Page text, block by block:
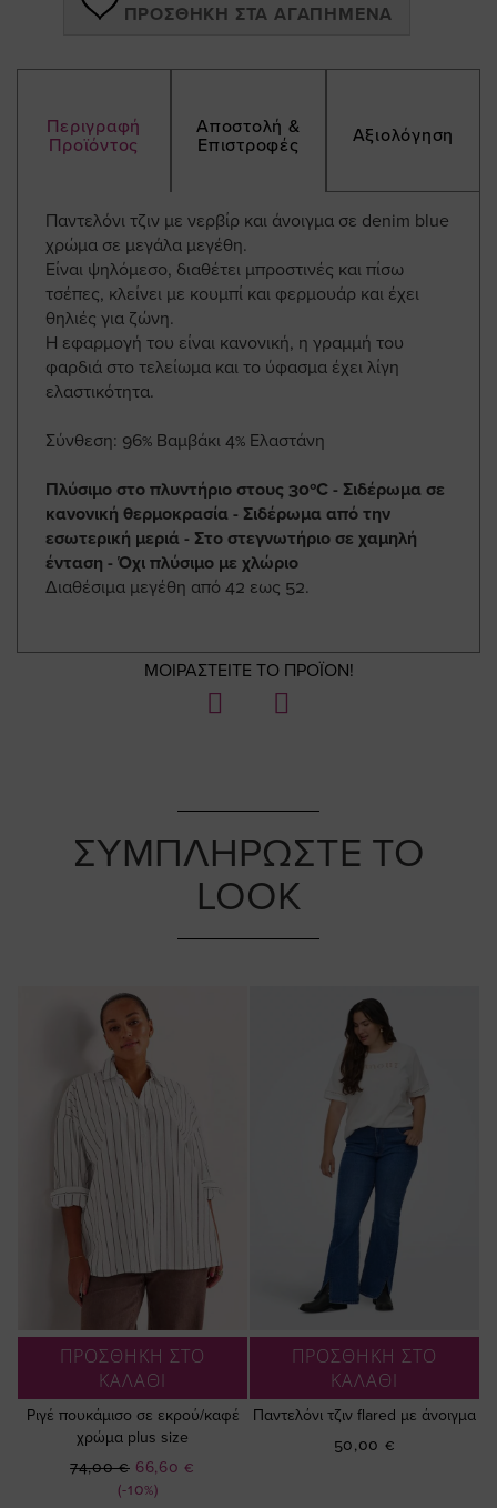
ΠΡΟΣΘΉΚΗ ΣΤΑ ΑΓΑΠΗΜΈΝΑ
Περιγραφή
Προϊόντος
Αποστολή &
Επιστροφές
Αξιολόγηση
Παντελόνι τζιν με νερβίρ και άνοιγμα σε denim blue
χρώμα σε μεγάλα μεγέθη.
Είναι ψηλόμεσο, διαθέτει μπροστινές και πίσω
τσέπες, κλείνει με κουμπί και φερμουάρ και έχει
θηλιές για ζώνη.
Η εφαρμογή του είναι κανονική, η γραμμή του
φαρδιά στο τελείωμα και το ύφασμα έχει λίγη
ελαστικότητα.
Σύνθεση: 96% Βαμβάκι 4% Ελαστάνη
Πλύσιμο στο πλυντήριο στους 30ºC - Σιδέρωμα σε
κανονική θερμοκρασία - Σιδέρωμα από την
εσωτερική μεριά - Στο στεγνωτήριο σε χαμηλή
ένταση - Όχι πλύσιμο με χλώριο
Διαθέσιμα μεγέθη από 42 εως 52.
ΜΟΙΡΑΣΤΕΙΤΕ ΤΟ ΠΡΟΪΟΝ!
ΣΥΜΠΛΗΡΩΣΤΕ ΤΟ
LOOK
ΠΡΟΣΘΗΚΗ ΣΤΟ
ΚΑΛΑΘΙ
Ριγέ πουκάμισο σε εκρού/καφέ
χρώμα plus size
(-10%)
Ειδική
Τιμή
66,60 €
74,00 €
ΠΡΟΣΘΗΚΗ ΣΤΟ
ΚΑΛΑΘΙ
Παντελόνι τζιν flared με άνοιγμα
50,00 €